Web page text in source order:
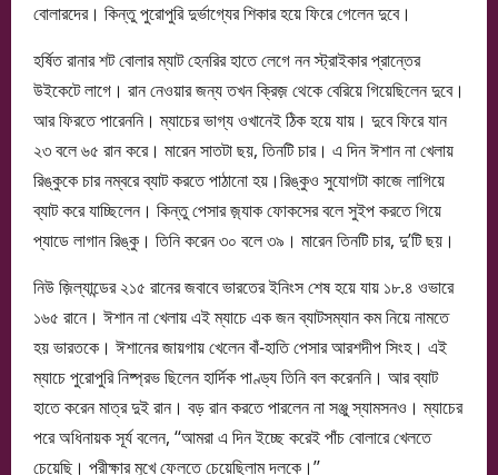
বোলারদের। কিন্তু পুরোপুরি দুর্ভাগ্যের শিকার হয়ে ফিরে গেলেন দুবে।
হর্ষিত রানার শট বোলার ম্যাট হেনরির হাতে লেগে নন স্ট্রাইকার প্রান্তের
উইকেটে লাগে। রান নেওয়ার জন্য তখন ক্রিজ় থেকে বেরিয়ে গিয়েছিলেন দুবে।
আর ফিরতে পারেননি। ম্যাচের ভাগ্য ওখানেই ঠিক হয়ে যায়। দুবে ফিরে যান
২৩ বলে ৬৫ রান করে। মারেন সাতটা ছয়, তিনটি চার। এ দিন ঈশান না খেলায়
রিঙ্কুকে চার নম্বরে ব্যাট করতে পাঠানো হয়।রিঙ্কুও সুযোগটা কাজে লাগিয়ে
ব্যাট করে যাচ্ছিলেন। কিন্তু পেসার জ়্যাক ফোকসের বলে সুইপ করতে গিয়ে
প্যাডে লাগান রিঙ্কু। তিনি করেন ৩০ বলে ৩৯। মারেন তিনটি চার, দু’টি ছয়।
নিউ জ়িল্যান্ডের ২১৫ রানের জবাবে ভারতের ইনিংস শেষ হয়ে যায় ১৮.৪ ওভারে
১৬৫ রানে। ঈশান না খেলায় এই ম্যাচে এক জন ব্যাটসম্যান কম নিয়ে নামতে
হয় ভারতকে। ঈশানের জায়গায় খেলেন বাঁ-হাতি পেসার আরশদীপ সিংহ। এই
ম্যাচে পুরোপুরি নিষ্প্রভ ছিলেন হার্দিক পাণ্ড্য তিনি বল করেননি। আর ব্যাট
হাতে করেন মাত্র দুই রান। বড় রান করতে পারলেন না সঞ্জু স্যামসনও। ম্যাচের
পরে অধিনায়ক সূর্য বলেন, ‘‘আমরা এ দিন ইচ্ছে করেই পাঁচ বোলারে খেলতে
চেয়েছি। পরীক্ষার মুখে ফেলতে চেয়েছিলাম দলকে।’’